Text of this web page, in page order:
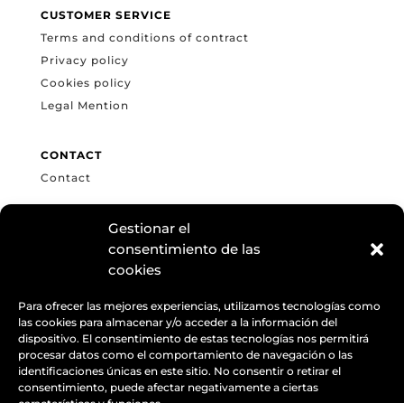
Gestionar el
consentimiento de las
cookies
Para ofrecer las mejores experiencias, utilizamos tecnologías como
las cookies para almacenar y/o acceder a la información del
dispositivo. El consentimiento de estas tecnologías nos permitirá
procesar datos como el comportamiento de navegación o las
identificaciones únicas en este sitio. No consentir o retirar el
consentimiento, puede afectar negativamente a ciertas
CUSTOMER SERVICE
Terms and conditions of contract
Privacy policy
Cookies policy
Legal Mention
CONTACT
Contact
LENGUAGES
FOLLOW US
Facebook